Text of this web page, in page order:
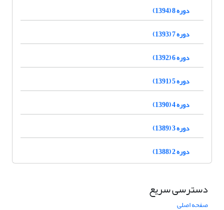
دوره 8 (1394)
دوره 7 (1393)
دوره 6 (1392)
دوره 5 (1391)
دوره 4 (1390)
دوره 3 (1389)
دوره 2 (1388)
دسترسی سریع
صفحه اصلی